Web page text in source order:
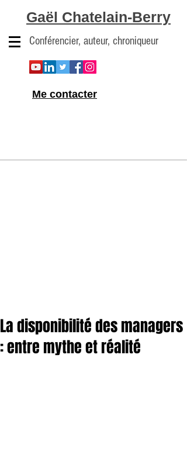
Gaël Chatelain-Berry
Conférencier, auteur, chroniqueur
Me contacter
La disponibilité des managers
: entre mythe et réalité